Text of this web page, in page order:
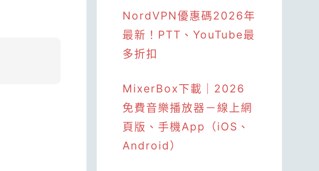
NordVPN優惠碼2026年
最新！PTT、YouTube最
多折扣
MixerBox下載｜2026
免費音樂播放器－線上網
頁版、手機App（iOS、
Android）